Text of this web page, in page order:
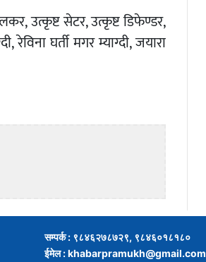
उत्कृष्ट सेटर, उत्कृष्ट डिफेण्डर,
रेविना घर्ती मगर म्याग्दी, जयारा
सम्पर्क : ९८४६२७८७२९, ९८४६०१८१८०
ईमेल :khabarpramukh@gmail.com